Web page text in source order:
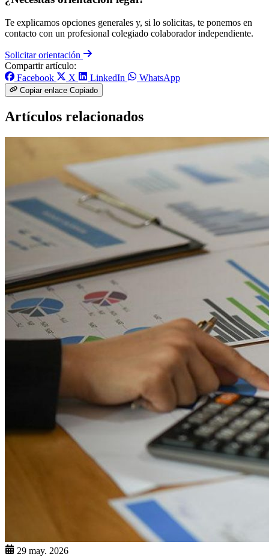
Te explicamos opciones generales y, si lo solicitas, te ponemos en
contacto con un profesional colegiado colaborador independiente.
Solicitar orientación
Compartir artículo:
Facebook
X LinkedIn WhatsApp
Copiar enlace Copiado
Artículos relacionados
29 may. 2026